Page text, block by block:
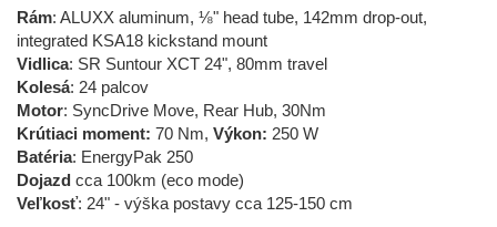
Rám: ALUXX aluminum, ⅛" head tube, 142mm drop-out,
integrated KSA18 kickstand mount
Vidlica: SR Suntour XCT 24", 80mm travel
Kolesá: 24 palcov
Motor: SyncDrive Move, Rear Hub, 30Nm
Krútiaci moment: 70 Nm, Výkon: 250 W
Batéria: EnergyPak 250
Dojazd cca 100km (eco mode)
Veľkosť: 24" - výška postavy cca 125-150 cm